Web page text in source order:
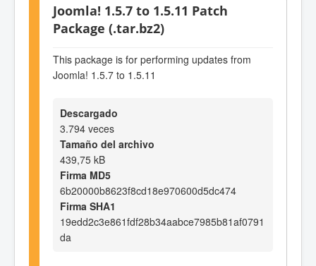
Joomla! 1.5.7 to 1.5.11 Patch
Package (.tar.bz2)
This package is for performing updates from
Joomla! 1.5.7 to 1.5.11
Descargado
3.794 veces
Tamaño del archivo
439,75 kB
Firma MD5
6b20000b8623f8cd18e970600d5dc474
Firma SHA1
19edd2c3e861fdf28b34aabce7985b81af0791
da